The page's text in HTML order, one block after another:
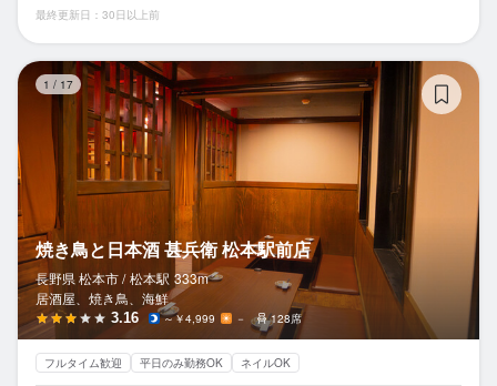
最終更新日：30日以上前
1 / 17
焼き鳥と日本酒 甚兵衛 松本駅前店
長野県 松本市 / 松本駅 333m
居酒屋、焼き鳥、海鮮
3.16 ～￥4,999 － 128席
フルタイム歓迎 平日のみ勤務OK ネイルOK